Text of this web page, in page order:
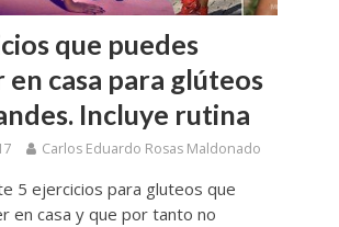
que puedes
en casa para glúteos
Incluye rutina
Carlos Eduardo Rosas Maldonado
5 ejercicios para gluteos que
en casa y que por tanto no